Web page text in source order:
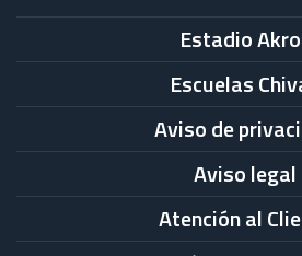
Estadio
Escuelas
Aviso de
Aviso legal
Atención al